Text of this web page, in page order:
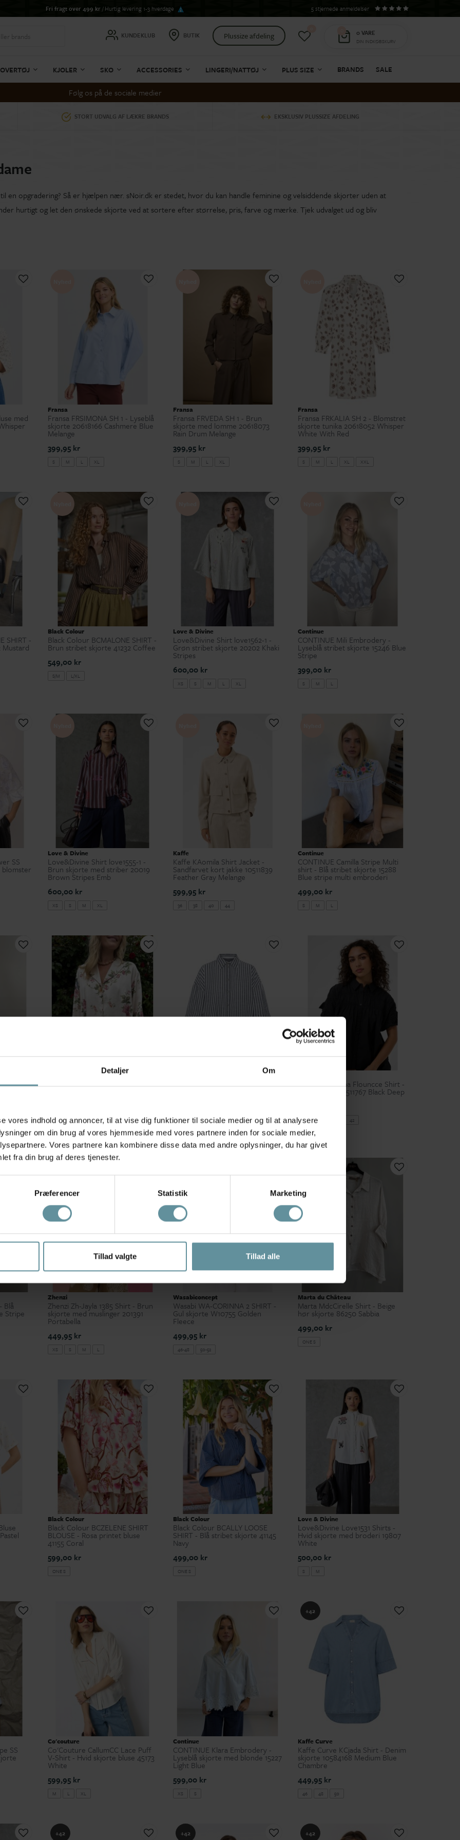
Detaljer Om
vores indhold og annoncer, til at vise dig funktioner til sociale medier og til at analysere
om din brug af vores hjemmeside med vores partnere inden for sociale medier,
Vores partnere kan kombinere disse data med andre oplysninger, du har givet
fra din brug af deres tjenester.
Præferencer Statistik Marketing
Tillad valgte Tillad alle
Fri fragt over 499 kr/ Hurtig levering 1-3 hverdage 5 stjernede anmeldelser
0 VARE
DIN INDKØBSKURV
KUNDEKLUB BUTIK Plussize afdeling
OVERTØJ KJOLER SKO ACCESSORIES LINGERI/NATTØJ PLUS SIZE BRANDS SALE
Følg os på de sociale medier
STORT UDVALG AF LÆKRE BRANDS EKSKLUSIV PLUSSIZE AFDELING
en opgradering? Så er hjælpen nær. sNoir.dk er stedet, hvor du kan handle feminine og velsiddende skjorter uden at
hurtigt og let den ønskede skjorte ved at sortere efter størrelse, pris, farve og mærke. Tjek udvalget ud og bliv
med
Fransa
Fransa FRSIMONA SH 1 - Lyseblå
skjorte 20618166 Cashmere Blue
Melange
399,95 kr
S M XL
Fransa
Fransa FRVEDA SH 1 - Brun
skjorte med lomme 20618073
Rain Drum Melange
399,95 kr
S M XL
Fransa
Fransa FRKALIA SH 2 - Blomstret
skjorte tunika 20618052 Whisper
White With Red
399,95 kr
S M XL XXL
SHIRT -
Mustard
Black Colour
Black Colour BCMALONE SHIRT -
Brun stribet skjorte 41232 Coffee
549,00 kr
S/M L/XL
Love & Divine
Love&Divine Shirt love1562-1 -
Grøn stribet skjorte 20202 Khaki
Stripes
600,00 kr
XS S M L XL
Continue
CONTINUE Mili Embrodery -
Lyseblå stribet skjorte 15246 Blue
Stripe
399,00 kr
S M L
SS
Love & Divine
Love&Divine Shirt love1555-1 -
Brun skjorte med striber 20019
Brown Stripes Emb
600,00 kr
XS S M XL
Kaffe
Kaffe KAomila Shirt Jacket -
Sandfarvet kort jakke 10511839
Feather Gray Melange
599,95 kr
36 38 40 44
Continue
CONTINUE Camilla Stripe Multi
shirt - Blå stribet skjorte 15288
Blue stripe multi embroderi
499,00 kr
S M L
Multi Black Colour BCZALINA SHIRT Fransa FRPHEBE SH 1 - Marine Kaffe KAverdina Flouncce Shirt -
Sort skjorte 10511767 Black Deep
36 42
Blå
Stripe
Zhenzi
Zhenzi Zh-Jayla 1385 Shirt - Brun
skjorte med muslinger 201391
Portabella
449,95 kr
XS S M L
Wasabiconcept
Wasabi WA-CORINNA 2 SHIRT -
Gul skjorte W10755 Golden
Fleece
499,95 kr
46-48 50-52
Marta du Château
Marta MdcCirelle Shirt - Beige
hør skjorte 86250 Sabbia
499,00 kr
ONE S
Black Colour
Black Colour BCZELENE SHIRT
BLOUSE - Rosa printet bluse
41155 Coral
599,00 kr
ONE S
Black Colour
Black Colour BCALLY LOOSE
SHIRT - Blå stribet skjorte 41145
Navy
499,00 kr
ONE S
Love & Divine
Love&Divine Love1531 Shirts -
Hvid skjorte med broderi 19807
White
500,00 kr
S M
SS
Co'couture
Co'Couture CallumCC Lace Puff
V-Shirt - Hvid skjorte bluse 45173
White
599,95 kr
M XL
Continue
CONTINUE Klara Embrodery -
Lyseblå skjorte med blonde 15227
Light Blue
599,00 kr
XS S
+42
Kaffe Curve
Kaffe Curve KCjada Shirt - Denim
skjorte 10584168 Medium Blue
Chambre
449,95 kr
46 48 50
+42 +42 +42